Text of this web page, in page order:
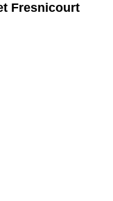
Fresnicourt